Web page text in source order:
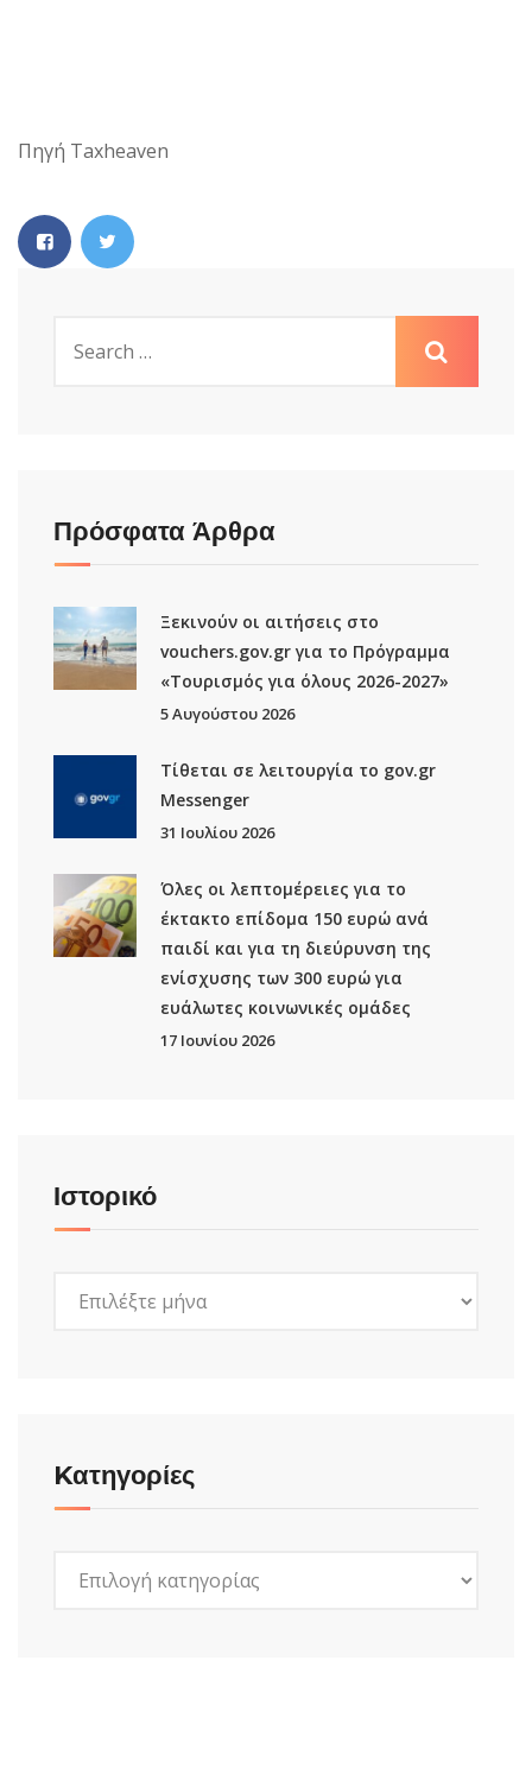
Πηγή Taxheaven
Πρόσφατα Άρθρα
Ξεκινούν οι αιτήσεις στο
vouchers.gov.gr για το Πρόγραμμα
«Τουρισμός για όλους 2026-2027»
5 Αυγούστου 2026
Τίθεται σε λειτουργία το gov.gr
Μessenger
31 Ιουλίου 2026
Όλες οι λεπτομέρειες για το
έκτακτο επίδομα 150 ευρώ ανά
παιδί και για τη διεύρυνση της
ενίσχυσης των 300 ευρώ για
ευάλωτες κοινωνικές ομάδες
17 Ιουνίου 2026
Ιστορικό
Kατηγορίες